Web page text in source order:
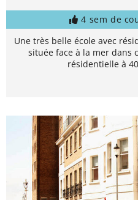
4 sem de
Une très belle école avec
située face à la mer dans
résidentielle à